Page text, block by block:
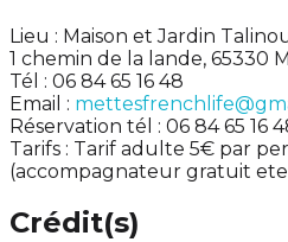
Lieu : Maison et Jardin
1 chemin de la lande, 65330
Tél : 06 84 65 16 48
Email :
Réservation tél : 06 84 65 16
Tarifs : Tarif adulte 5€ par
(accompagnateur gratuit
Crédit(s)